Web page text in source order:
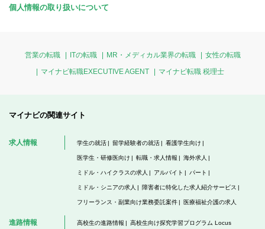
個人情報の取り扱いについて
営業の転職 ITの転職 MR・メディカル業界の転職
女性の転職
マイナビ転職EXECUTIVE AGENT
マイナビ転職 税理士
マイナビの関連サイト
求人情報 学生の就活 留学経験者の就活 看護学生向け
医学生・研修医向け 転職・求人情報 海外求人
ミドル・ハイクラスの求人 アルバイト パート
ミドル・シニアの求人 障害者に特化した求人紹介サービス
フリーランス・副業向け業務委託案件 医療福祉介護の求人
進路情報 高校生の進路情報 高校生向け探究学習プログラム Locus